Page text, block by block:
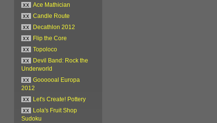
xx
Ace Mathician
xx
Candle Route
xx
Decathlon 2012
xx
Flip the Core
xx
Topoloco
xx
Devil Band: Rock the
Underworld
xx
Goooooal Europa
2012
xx
Let's Create! Pottery
xx
Lola's Fruit Shop
Sudoku